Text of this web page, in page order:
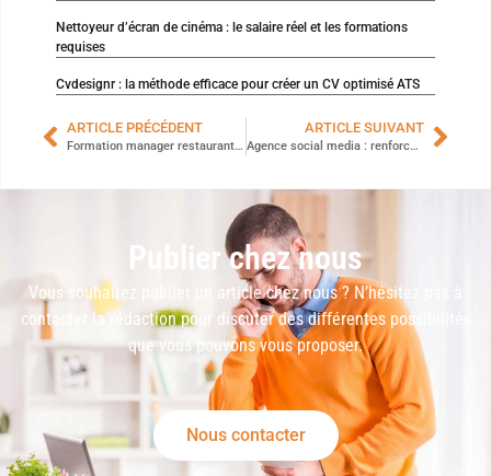
Nettoyeur d’écran de cinéma : le salaire réel et les formations
requises
Cvdesignr : la méthode efficace pour créer un CV optimisé ATS
ARTICLE PRÉCÉDENT
Formation manager restaurant : l’art de motiver son équipe pour des services sans stress
ARTICLE SUIVANT
Agence social media : renforcer le leadership des dirigeants sur LinkedIn
Publier chez nous
Vous souhaitez publier un article chez nous ? N’hésitez pas à
contacter la rédaction pour discuter des différentes possibilités
que vous pouvons vous proposer.
Nous contacter